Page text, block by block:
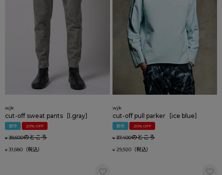
wjk
cut-off sweat pants［l.gray］
新作 20% OFF
¥ 39,600のところ
¥ 31,680
wjk
cut-off pull parker［ice blue］
新作 20% OFF
¥ 37,400のところ
¥ 29,920